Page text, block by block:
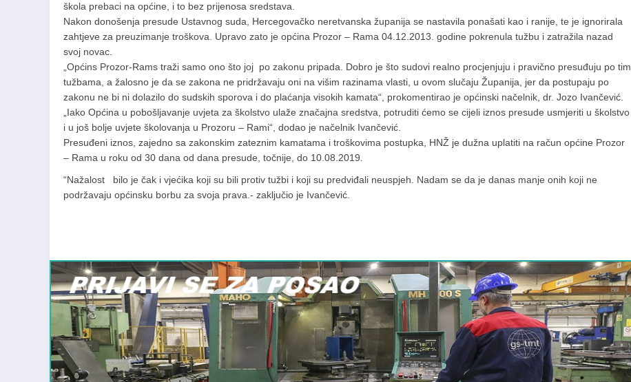
škola prebaci na općine, i to bez prijenosa sredstava.
Nakon donošenja presude Ustavnog suda, Hercegovačko neretvanska županija se nastavila ponašati kao i ranije, te je ignorirala
zahtjeve za preuzimanje troškova. Upravo zato je općina Prozor – Rama 04.12.2013. godine pokrenula tužbu i zatražila nazad
svoj novac.
„Općins Prozor-Rams traži samo ono što joj po zakonu pripada. Dobro je što sudovi realno procjenjuju i pravično presuđuju po tim
tužbama, a žalosno je da se zakona ne pridržavaju oni na višim razinama vlasti, u ovom slučaju Županija, jer da postupaju po
zakonu ne bi ni dolazilo do sudskih sporova i do plaćanja visokih kamata“, prokomentirao je općinski načelnik, dr. Jozo Ivančević.
„Iako Općina u pobošljavanje uvjeta za školstvo ulaže značajna sredstva, potruditi ćemo se cijeli iznos presude usmjeriti u školstvo
i u još bolje uvjete školovanja u Prozoru – Rami“, dodao je načelnik Ivančević.
Presuđeni iznos, zajedno sa zakonskim zateznim kamatama i troškovima postupka, HNŽ je dužna uplatiti na račun općine Prozor
– Rama u roku od 30 dana od dana presude, točnije, do 10.08.2019.
“Nažalost bilo je čak i vjećika koji su bili protiv tužbi i koji su predviđali neuspjeh. Nadam se da je danas manje onih koji ne
podržavaju općinsku borbu za svoja prava.- zaključio je Ivančević.